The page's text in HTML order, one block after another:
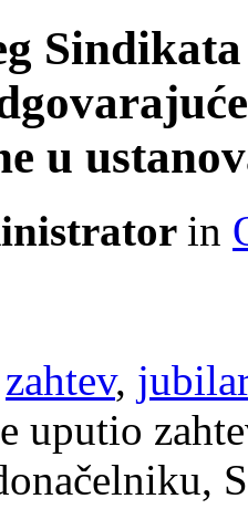
u
in
zahtev,
uputio